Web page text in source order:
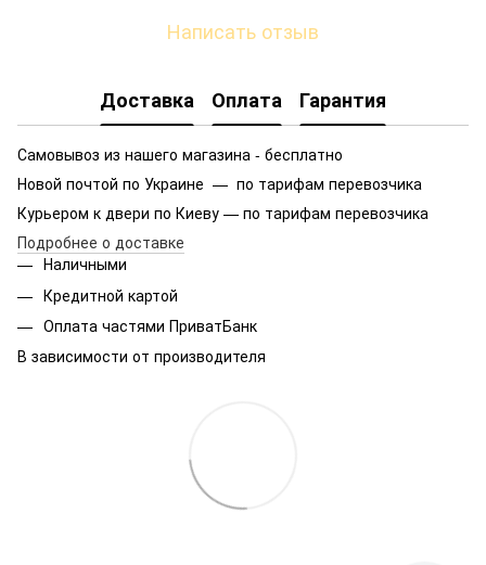
Написать отзыв
Доставка Оплата Гарантия
Самовывоз из нашего магазина - бесплатно
Новой почтой по Украине — по тарифам перевозчика
Курьером к двери по Киеву — по тарифам перевозчика
Подробнее о доставке
Наличными
Кредитной картой
Оплата частями ПриватБанк
В зависимости от производителя